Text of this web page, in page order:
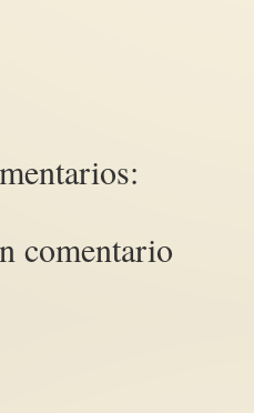
comentario